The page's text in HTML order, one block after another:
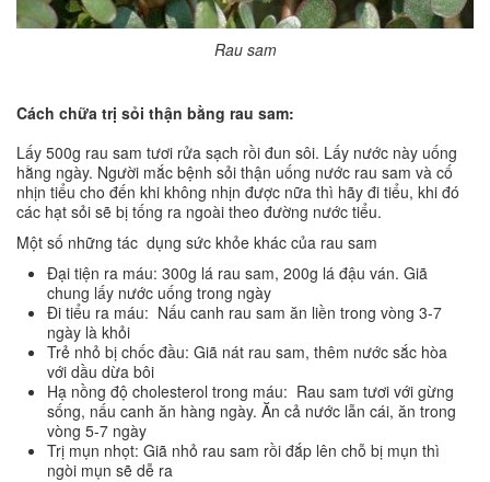
Rau sam
Cách chữa trị sỏi thận bằng rau sam:
Lấy 500g rau sam tươi rửa sạch rồi đun sôi. Lấy nước này uống
hằng ngày. Người mắc bệnh sỏi thận uống nước rau sam và cố
nhịn tiểu cho đến khi không nhịn được nữa thì hãy đi tiểu, khi đó
các hạt sỏi sẽ bị tống ra ngoài theo đường nước tiểu.
Một số những tác dụng sức khỏe khác của rau sam
Đại tiện ra máu: 300g lá rau sam, 200g lá đậu ván. Giã
chung lấy nước uống trong ngày
Đi tiểu ra máu: Nấu canh rau sam ăn liền trong vòng 3-7
ngày là khỏi
Trẻ nhỏ bị chốc đầu: Giã nát rau sam, thêm nước sắc hòa
với dầu dừa bôi
Hạ nồng độ cholesterol trong máu: Rau sam tươi với gừng
sống, nấu canh ăn hàng ngày. Ăn cả nước lẫn cái, ăn trong
vòng 5-7 ngày
Trị mụn nhọt: Giã nhỏ rau sam rồi đắp lên chỗ bị mụn thì
ngòi mụn sẽ dễ ra